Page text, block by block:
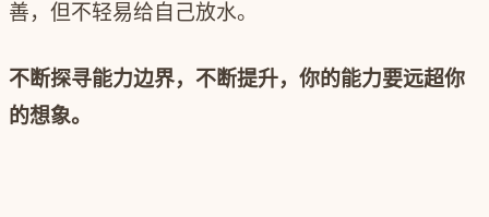
善，但不轻易给自己放水。
不断探寻能力边界，不断提升，你的能力要远超你
的想象。